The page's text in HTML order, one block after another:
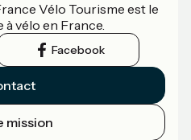
Vélo Tourisme est le
à vélo en France.
Facebook
mission